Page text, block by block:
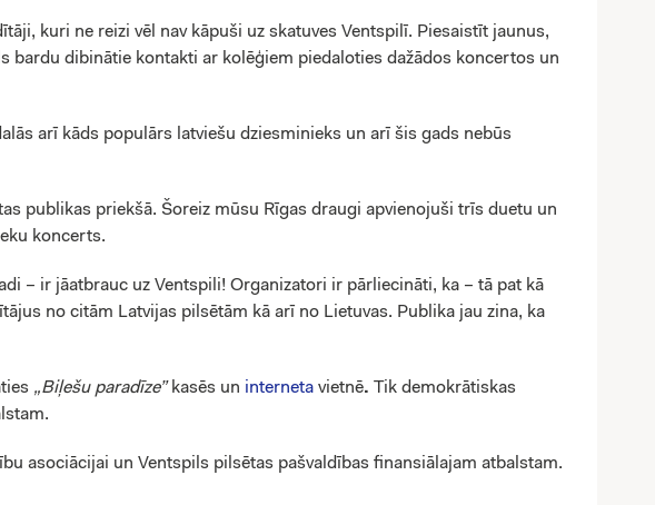
kuri ne reizi vēl nav kāpuši uz skatuves Ventspilī. Piesaistīt jaunus,
bardu dibinātie kontakti ar kolēģiem piedaloties dažādos koncertos un
arī kāds populārs latviešu dziesminieks un arī šis gads nebūs
publikas priekšā. Šoreiz mūsu Rīgas draugi apvienojuši trīs duetu un
koncerts.
– ir jāatbrauc uz Ventspili! Organizatori ir pārliecināti, ka – tā pat kā
no citām Latvijas pilsētām kā arī no Lietuvas. Publika jau zina, ka
„Biļešu paradīze” kasēs un interneta vietnē. Tik demokrātiskas
asociācijai un Ventspils pilsētas pašvaldības finansiālajam atbalstam.